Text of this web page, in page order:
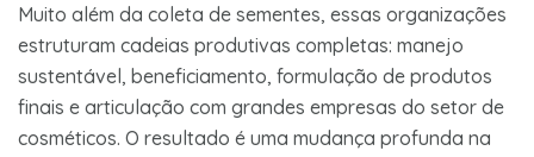
Muito além da coleta de sementes, essas organizações
estruturam cadeias produtivas completas: manejo
sustentável, beneficiamento, formulação de produtos
finais e articulação com grandes empresas do setor de
cosméticos. O resultado é uma mudança profunda na